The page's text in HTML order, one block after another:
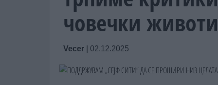
човечки животи
Vecer 02.12.2025